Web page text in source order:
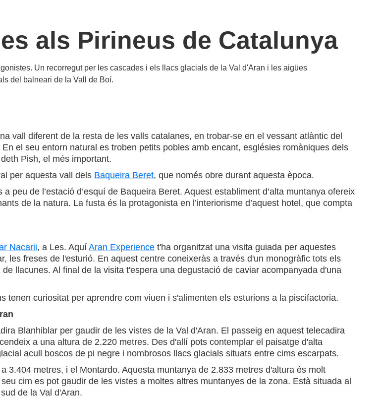
als Pirineus de Catalunya
Un recorregut per les cascades i els llacs glacials de la Val d'Aran i les aigües
del balneari de la Vall de Boí.
vall diferent de la resta de les valls catalanes, en trobar-se en el vessant atlàntic del
el seu entorn natural es troben petits pobles amb encant, esglésies romàniques dels
Pish, el més important.
per aquesta vall dels Baqueira Beret, que només obre durant aquesta època.
a peu de l’estació d’esquí de Baqueira Beret. Aquest establiment d’alta muntanya ofereix
de la natura. La fusta és la protagonista en l’interiorisme d’aquest hotel, que compta
Nacarii, a Les. Aquí Aran Experience t'ha organitzat una visita guiada per aquestes
les freses de l'esturió. En aquest centre coneixeràs a través d'un monogràfic tots els
llacunes. Al final de la visita t'espera una degustació de caviar acompanyada d'una
tenen curiositat per aprendre com viuen i s'alimenten els esturions a la piscifactoria.
Blanhiblar per gaudir de les vistes de la Val d'Aran. El passeig en aquest telecadira
a una altura de 2.220 metres. Des d'allí pots contemplar el paisatge d'alta
acull boscos de pi negre i nombrosos llacs glacials situats entre cims escarpats.
3.404 metres, i el Montardo. Aquesta muntanya de 2.833 metres d'altura és molt
cim es pot gaudir de les vistes a moltes altres muntanyes de la zona. Està situada al
de la Val d'Aran.